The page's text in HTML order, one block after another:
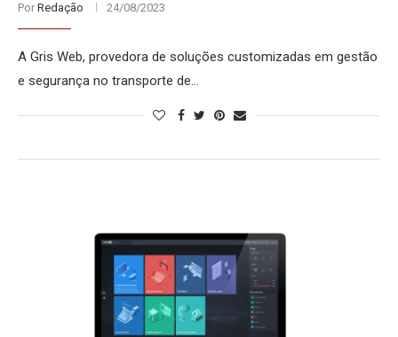
Por Redação 24/08/2023
A Gris Web, provedora de soluções customizadas em gestão
e segurança no transporte de…